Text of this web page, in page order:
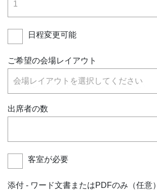
日程変更可能
ご希望の会場レイアウト
出席者の数
客室が必要
添付 - ワード文書またはPDFのみ（任意）